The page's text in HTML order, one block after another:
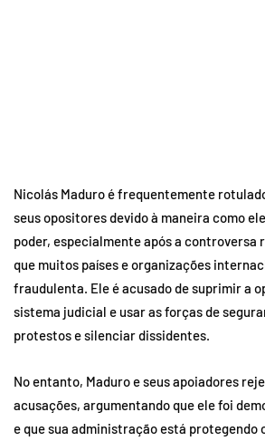
Nicolás Maduro é frequentemente
seus opositores devido à maneira como
poder, especialmente após a controversa
que muitos países e organizações
fraudulenta. Ele é acusado de suprimir a
sistema judicial e usar as forças de
protestos e silenciar dissidentes.
No entanto, Maduro e seus apoiadores
acusações, argumentando que ele foi
e que sua administração está protegendo